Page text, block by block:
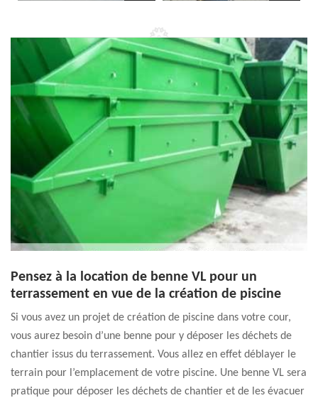
Pensez à la location de benne VL pour un
terrassement en vue de la création de piscine
Si vous avez un projet de création de piscine dans votre cour,
vous aurez besoin d’une benne pour y déposer les déchets de
chantier issus du terrassement. Vous allez en effet déblayer le
terrain pour l’emplacement de votre piscine. Une benne VL sera
pratique pour déposer les déchets de chantier et de les évacuer